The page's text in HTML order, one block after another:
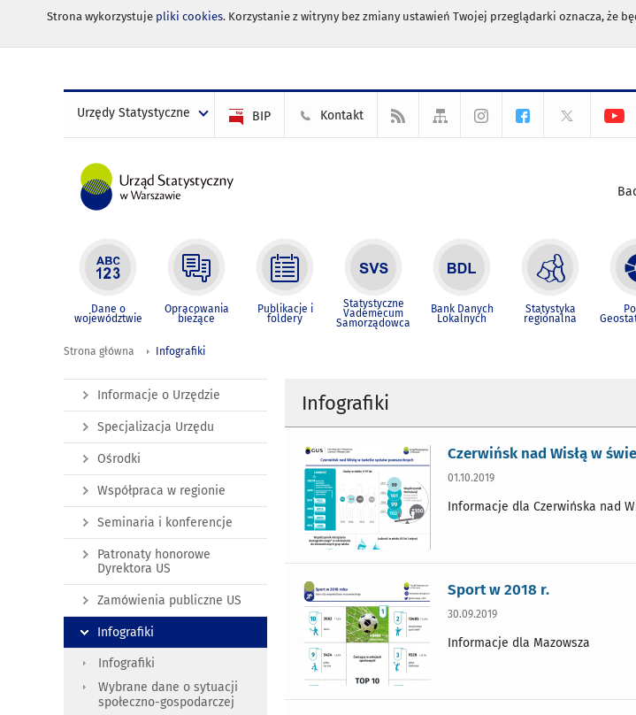
Strona wykorzystuje pliki cookies. Korzystanie z witryny bez zmiany ustawień Twojej przeglądarki oznacza, że
Urzędy Statystyczne BIP Kontakt
Dane o
województwie
Opracowania
bieżące
Publikacje i
foldery
Statystyczne
Vademecum
Samorządowca
Bank Danych
Lokalnych
Statystyka
regionalna
Strona główna Infografiki
Infografiki
Czerwińsk nad Wisłą w
01.10.2019
Informacje dla Czerwińska nad
Sport w 2018 r.
30.09.2019
Informacje dla Mazowsza
Informacje o Urzędzie
Specjalizacja Urzędu
Ośrodki
Współpraca w regionie
Seminaria i konferencje
Patronaty honorowe
Dyrektora US
Zamówienia publiczne US
Infografiki
Infografiki
Wybrane dane o sytuacji
społeczno-gospodarczej